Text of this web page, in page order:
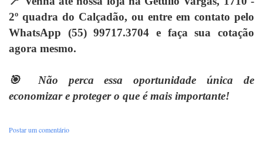
2º quadra do Calçadão, ou entre em contato pelo
WhatsApp (55) 99717.3704 e faça sua cotação
agora mesmo.
🎯 Não perca essa oportunidade única de
economizar e proteger o que é mais importante!
Postar um comentário